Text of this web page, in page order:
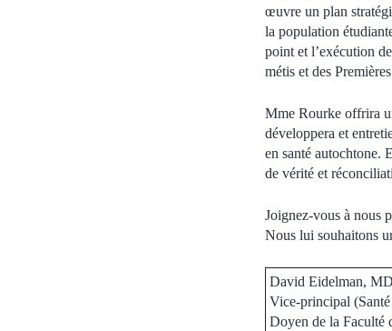
œuvre un plan
la population
point et l’exécution
métis et des
Mme Rourke offrira
développera et
en santé autochtone.
de vérité et
Joignez-vous à nous
Nous lui souhaitons
David Eidelman,
Vice-principal
Doyen de la Faculté